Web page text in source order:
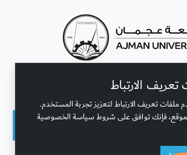
الارتباط
ملفات تعريف الارتباط لتعزيز تجربة المستخدم.
فإنك توافق على شروط سياسة الخصوصية
تواصل معنا
© جامعة عجمان 2001 - 2026